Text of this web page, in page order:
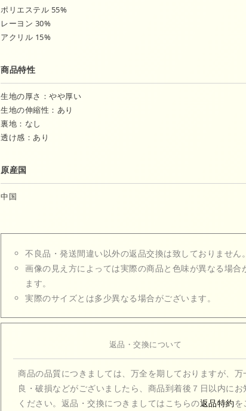
ポリエステル 55%
レーヨン 30%
アクリル 15%
商品特性
生地の厚さ：やや厚い
生地の伸縮性：あり
裏地：なし
透け感：あり
原産国
中国
不良品・発送間違い以外の返品交換は致しておりません。
画像の見え方によっては実際の商品と色味が異なる場合
ます。
実際のサイズとは多少異なる場合がございます。
返品・交換について
商品の品質につきましては、万全を期しておりますが、万
良・破損などがございましたら、商品到着後７日以内にお
ください。返品・交換につきましてはこちらの返品特約 を